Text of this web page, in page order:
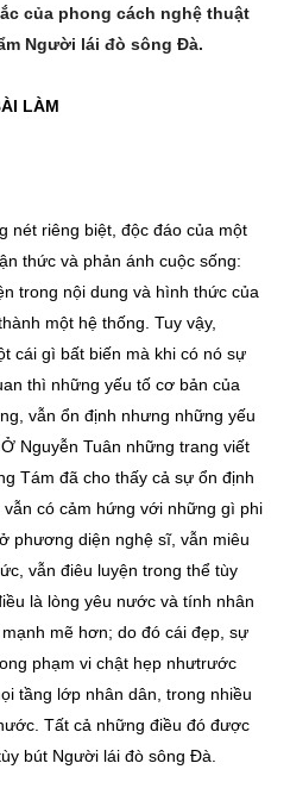
của phong cách nghệ thuật
Người lái đò sông Đà.
LÀM
nét riêng biệt, độc đáo của một
thức và phản ánh cuộc sống:
trong nội dung và hình thức của
một hệ thống. Tuy vậy,
cái gì bất biến mà khi có nó sự
thì những yếu tố cơ bản của
vẫn ổn định nhưng những yếu
Nguyễn Tuân những trang viết
Tám đã cho thấy cả sự ổn định
có cảm hứng với những gì phi
phương diện nghệ sĩ, vẫn miêu
vẫn điêu luyện trong thể tùy
là lòng yêu nước và tính nhân
mẽ hơn; do đó cái đẹp, sự
phạm vi chật hẹp nhưtrước
tầng lớp nhân dân, trong nhiều
Tất cả những điều đó được
bút Người lái đò sông Đà.